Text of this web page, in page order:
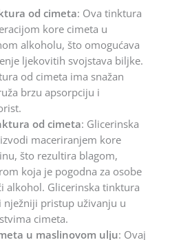
od cimeta: Ova tinktura
kore cimeta u
alkoholu, što omogućava
ljekovitih svojstava biljke.
od cimeta ima snažan
brzu apsorpciju i
od cimeta: Glicerinska
maceriranjem kore
što rezultira blagom,
koja je pogodna za osobe
alkohol. Glicerinska tinktura
nježniji pristup uživanju u
cimeta.
u maslinovom ulju: Ovaj